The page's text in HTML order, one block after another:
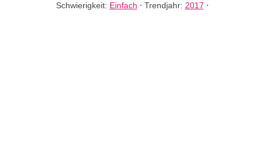
Schwierigkeit: Einfach ⋅ Trendjahr: 2017 ⋅